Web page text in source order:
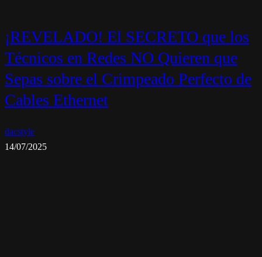
¡REVELADO! El SECRETO que los
Técnicos en Redes NO Quieren que
Sepas sobre el Crimpeado Perfecto de
Cables Ethernet
dacstyle
14/07/2025